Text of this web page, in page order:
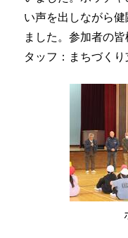
い声を出しながら
ました。参加者の
タッフ：まちづくり